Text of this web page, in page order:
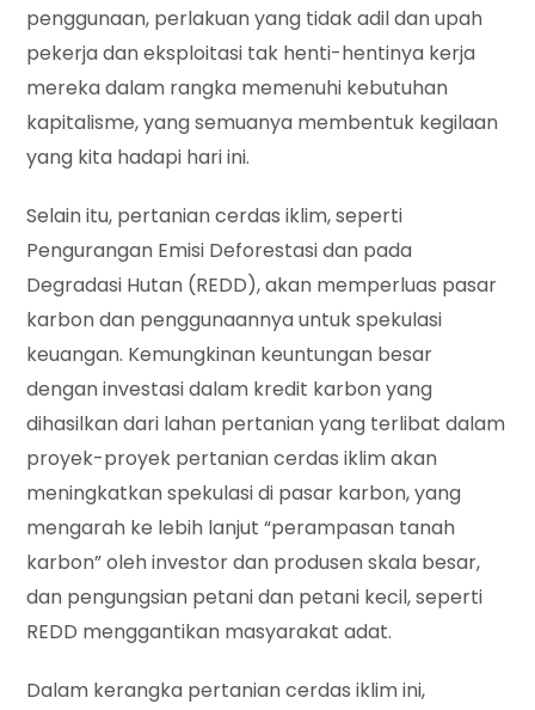
penggunaan, perlakuan yang tidak adil dan upah
pekerja dan eksploitasi tak henti-hentinya kerja
mereka dalam rangka memenuhi kebutuhan
kapitalisme, yang semuanya membentuk kegilaan
yang kita hadapi hari ini.
Selain itu, pertanian cerdas iklim, seperti
Pengurangan Emisi Deforestasi dan pada
Degradasi Hutan (REDD), akan memperluas pasar
karbon dan penggunaannya untuk spekulasi
keuangan. Kemungkinan keuntungan besar
dengan investasi dalam kredit karbon yang
dihasilkan dari lahan pertanian yang terlibat dalam
proyek-proyek pertanian cerdas iklim akan
meningkatkan spekulasi di pasar karbon, yang
mengarah ke lebih lanjut “perampasan tanah
karbon” oleh investor dan produsen skala besar,
dan pengungsian petani dan petani kecil, seperti
REDD menggantikan masyarakat adat.
Dalam kerangka pertanian cerdas iklim ini,